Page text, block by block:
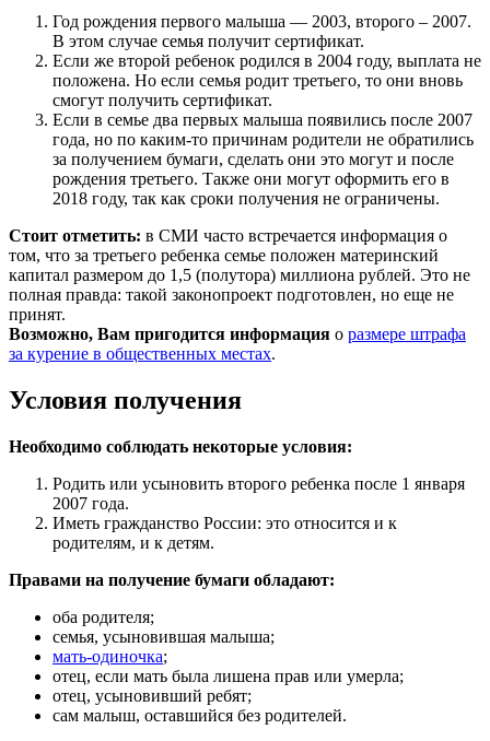
Год рождения первого малыша — 2003, второго – 2007.
В этом случае семья получит сертификат.
Если же второй ребенок родился в 2004 году, выплата не
положена. Но если семья родит третьего, то они вновь
смогут получить сертификат.
Если в семье два первых малыша появились после 2007
года, но по каким-то причинам родители не обратились
за получением бумаги, сделать они это могут и после
рождения третьего. Также они могут оформить его в
2018 году, так как сроки получения не ограничены.
Стоит отметить: в СМИ часто встречается информация о
том, что за третьего ребенка семье положен материнский
капитал размером до 1,5 (полутора) миллиона рублей. Это не
полная правда: такой законопроект подготовлен, но еще не
принят.
Возможно, Вам пригодится информация о размере штрафа
за курение в общественных местах.
Условия получения
Необходимо соблюдать некоторые условия:
Родить или усыновить второго ребенка после 1 января
2007 года.
Иметь гражданство России: это относится и к
родителям, и к детям.
Правами на получение бумаги обладают:
оба родителя;
семья, усыновившая малыша;
мать-одиночка;
отец, если мать была лишена прав или умерла;
отец, усыновивший ребят;
сам малыш, оставшийся без родителей.